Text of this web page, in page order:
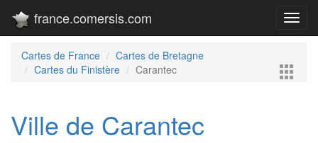
france.comersis.com
Cartes de France
Cartes de Bretagne
Cartes du Finistère
Carantec
Ville de Carantec